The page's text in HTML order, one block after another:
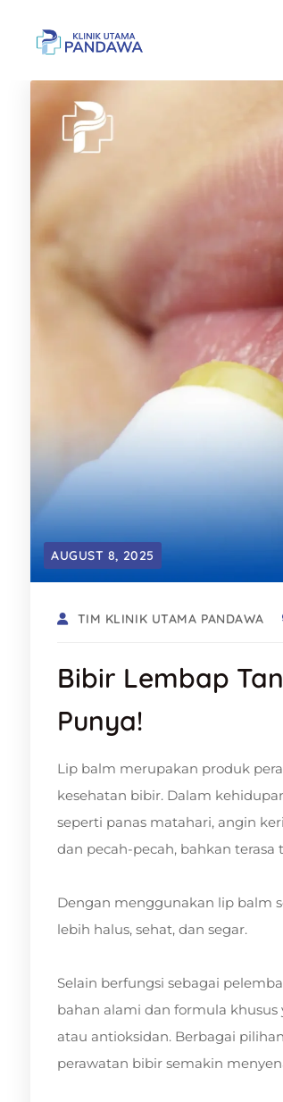
AUGUST 8, 2025
TIM KLINIK UTAMA PANDAWA
Bibir Lembap
Punya!
Lip balm merupakan produk
kesehatan bibir. Dalam
seperti panas matahari, angin
dan pecah-pecah, bahkan terasa
Dengan menggunakan lip balm
lebih halus, sehat, dan segar.
Selain berfungsi sebagai
bahan alami dan formula
atau antioksidan. Berbagai
perawatan bibir semakin